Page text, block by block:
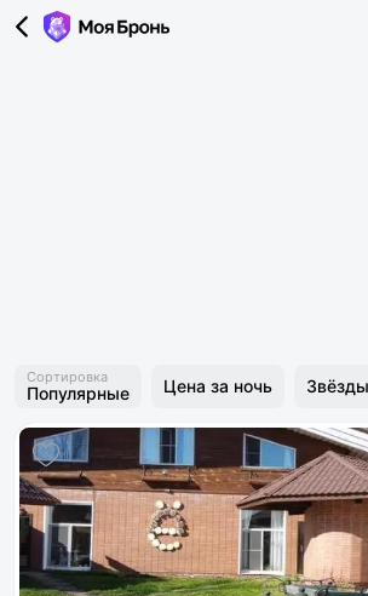
Сортировка
Популярные Цена за ночь Звёзды